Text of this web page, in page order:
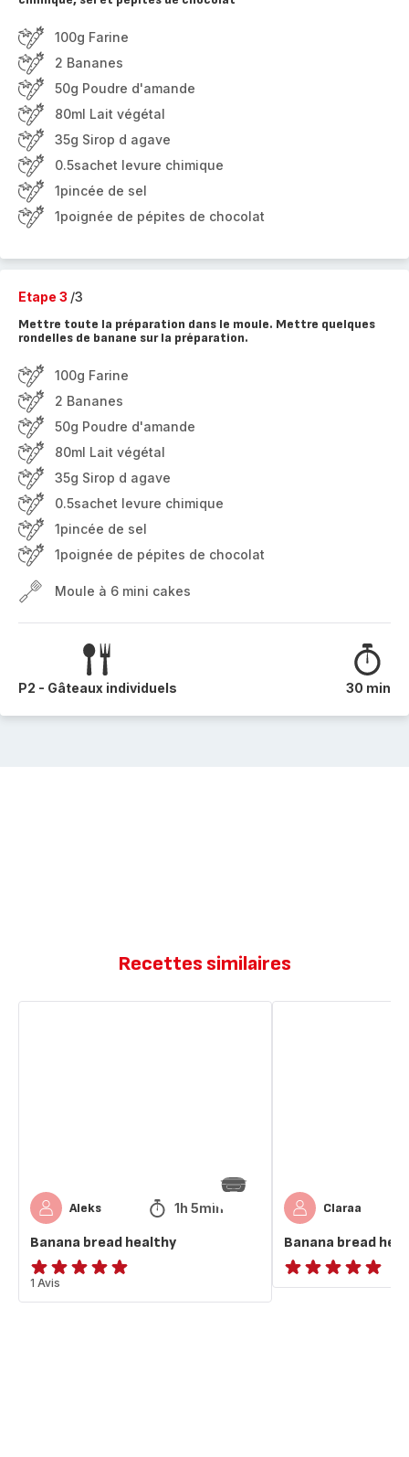
100g Farine
2 Bananes
50g Poudre d'amande
80ml Lait végétal
35g Sirop d agave
0.5sachet levure chimique
1pincée de sel
1poignée de pépites de chocolat
Etape 3 /3
Mettre toute la préparation dans le moule. Mettre quelques
rondelles de banane sur la préparation.
100g Farine
2 Bananes
50g Poudre d'amande
80ml Lait végétal
35g Sirop d agave
0.5sachet levure chimique
1pincée de sel
1poignée de pépites de chocolat
Moule à 6 mini cakes
P2 - Gâteaux individuels 30 min
Recettes similaires
Aleks 1h 5min
Banana bread healthy
Avis
5
1 Avis
Claraa
Banana bread
ratings.NaN